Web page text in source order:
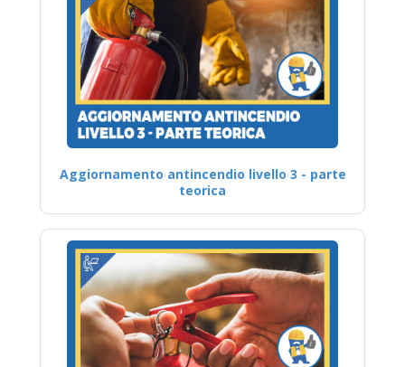
Aggiornamento antincendio livello 3 - parte
teorica